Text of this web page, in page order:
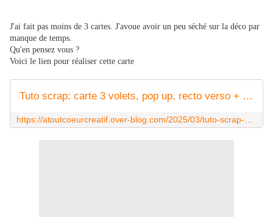
J'ai fait pas moins de 3 cartes. J'avoue avoir un peu séché sur la déco par
manque de temps.
Qu'en pensez vous ?
Voici le lien pour réaliser cette carte
Tuto scrap: carte 3 volets, pop up, recto verso + défi - Atout coeur créatif